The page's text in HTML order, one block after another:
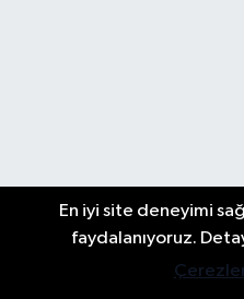
En iyi site deneyimi
faydalanıyoruz.